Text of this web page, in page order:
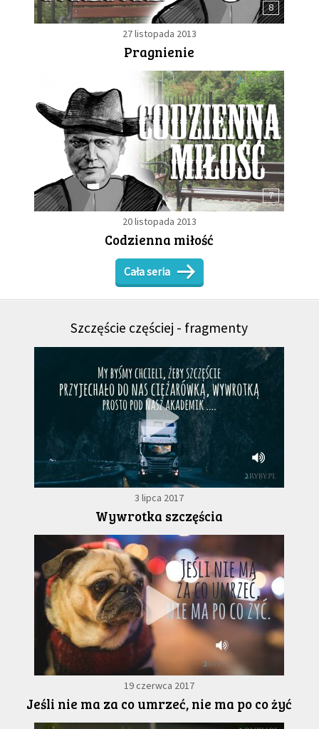
8
27 listopada 2013
Pragnienie
7
20 listopada 2013
Codzienna miłość
Cała seria
Szczęście częściej - fragmenty
3 lipca 2017
Wywrotka szczęścia
19 czerwca 2017
Jeśli nie ma za co umrzeć, nie ma po co żyć